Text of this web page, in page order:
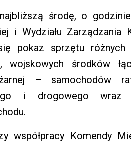
środę, o
i Wydziału Zarządzania
pokaz sprzętu różnych
wojskowych środków
– samochodów
i drogowego wraz
współpracy Komendy